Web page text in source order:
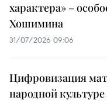
характера» –
Хошимина
31/07/2026 09:06
Цифровизация
народной культуре